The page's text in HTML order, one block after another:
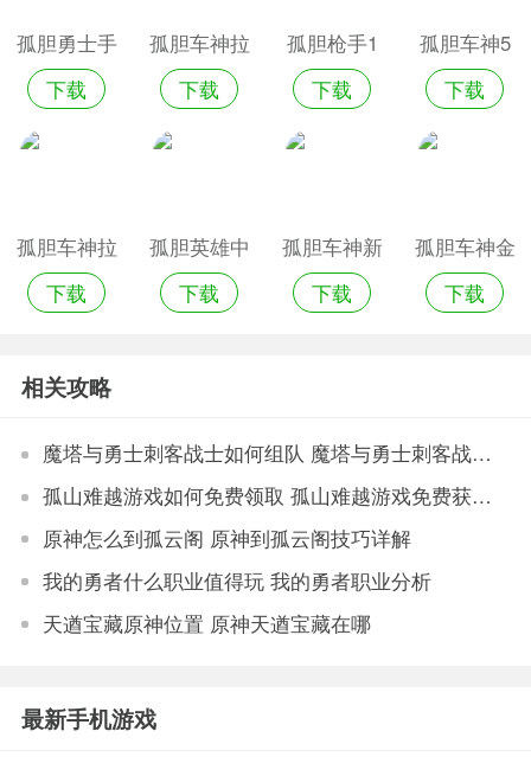
孤胆勇士手
游官网版
下载
孤胆车神拉
斯维加斯版
下载
孤胆枪手1
中文版手机
下载
孤胆车神5
下载
孤胆车神拉
斯维加斯破
下载
孤胆英雄中
文版单机游
下载
孤胆车神新
奥尔良正版
下载
孤胆车神金
币无限版
下载
相关攻略
魔塔与勇士刺客战士如何组队 魔塔与勇士刺客战士组队方法游戏攻略
孤山难越游戏如何免费领取 孤山难越游戏免费获得方法
原神怎么到孤云阁 原神到孤云阁技巧详解
我的勇者什么职业值得玩 我的勇者职业分析
天遒宝藏原神位置 原神天遒宝藏在哪
最新手机游戏